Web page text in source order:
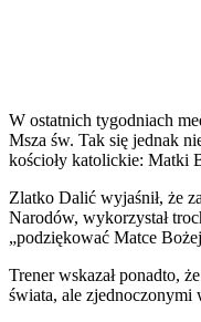
W ostatnich tygodniach
Msza św. Tak się jednak
kościoły katolickie: Matki
Zlatko Dalić wyjaśnił, że
Narodów, wykorzystał
„podziękować Matce
Trener wskazał ponadto,
świata, ale zjednoczonymi